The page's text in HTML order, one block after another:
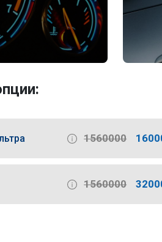
1560000
1560000